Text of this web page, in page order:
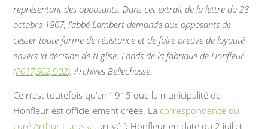
représentant des opposants. Dans cet extrait de la lettre du 28
octobre 1907, l’abbé Lambert demande aux opposants de
cesser toute forme de résistance et de faire preuve de loyauté
envers la décision de l’Église. Fonds de la fabrique de Honfleur
(P017,S02,D02), Archives Bellechasse.
Ce n’est toutefois qu’en 1915 que la municipalité de
Honfleur est officiellement créée. La correspondance du
curé Arthur Lacasse, arrivé à Honfleur en date du 2 juillet